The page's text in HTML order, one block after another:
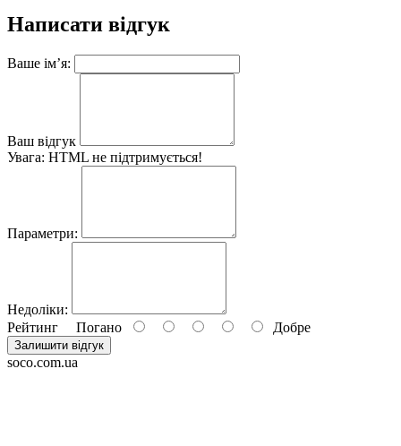
Написати відгук
Ваше ім’я:
Ваш відгук
Увага: HTML не підтримується!
Параметри:
Недоліки:
Рейтинг Погано Добре
Залишити відгук
soco.com.ua